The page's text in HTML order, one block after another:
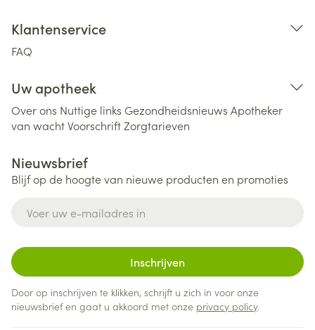
Klantenservice
FAQ
Uw apotheek
Over ons Nuttige links Gezondheidsnieuws Apotheker
van wachtVoorschriftZorgtarieven
Nieuwsbrief
Blijf op de hoogte van nieuwe producten en promoties
Inschrijven
Door op inschrijven te klikken, schrijft u zich in voor onze
nieuwsbrief en gaat u akkoord met onze privacy policy.